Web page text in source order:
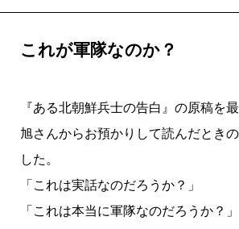
これが軍隊なのか？
『ある北朝鮮兵士の告白』の原稿を
旭さんからお預かりして読んだとき
した。
「これは実話なのだろうか？」
「これは本当に軍隊なのだろうか？」